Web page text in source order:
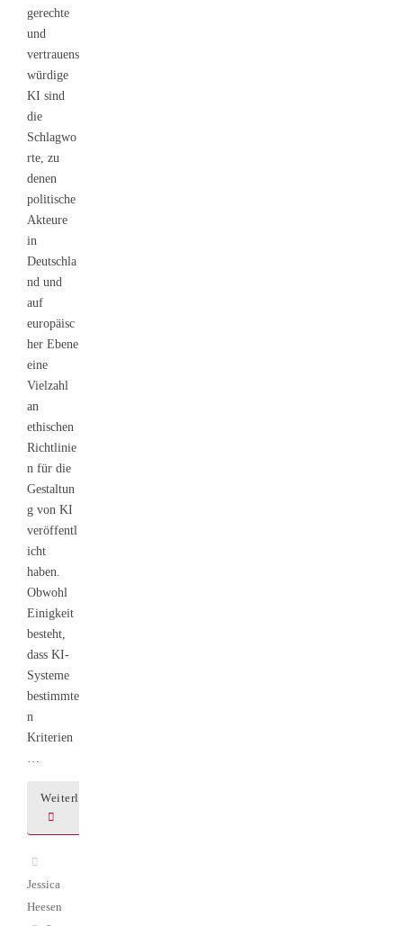
gerechte
und
vertrauens
würdige
KI sind
die
Schlagwo
rte, zu
denen
politische
Akteure
in
Deutschla
nd und
auf
europäisc
her Ebene
eine
Vielzahl
an
ethischen
Richtlinie
n für die
Gestaltun
g von KI
veröffentl
icht
haben.
Obwohl
Einigkeit
besteht,
dass KI-
Systeme
bestimmte
n
Kriterien
Weiterlesen
Jessica
Heesen